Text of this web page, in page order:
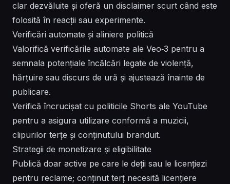
clar dezvăluite și oferă un disclaimer scurt când este
folosită în reacții sau experimente.
Verificări automate și aliniere politică
Valorifică verificările automate ale Veo‑3 pentru a
semnala potențiale încălcări legate de violență,
hărțuire sau discurs de ură și ajustează înainte de
publicare.
Verifică încrucișat cu politicile Shorts ale YouTube
pentru a asigura utilizare conformă a muzicii,
clipurilor terțe și conținutului branduit.
Strategii de monetizare și eligibilitate
Publică doar active pe care le deții sau le licențiezi
pentru reclame; conținut terț necesită licențiere